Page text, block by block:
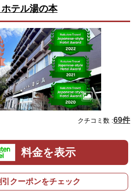
テル湯の本
クチコミ数 :69件
料金を表示
引クーポンをチェック